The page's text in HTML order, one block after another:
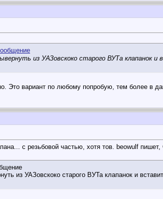
из УАЗовскоко старого ВУТа клапанок
Это вариант по любому попробую, тем более в
с резьбовой частью, хотя тов. beowulf
из УАЗовскоко старого ВУТа клапанок и